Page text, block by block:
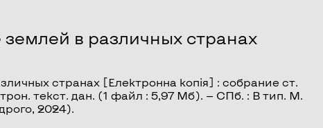
в различных странах
странах [Електронна копія] : собрание ст.
текст. дан. (1 файл : 5,97 Мб). — СПб. : В тип. М.
2024).